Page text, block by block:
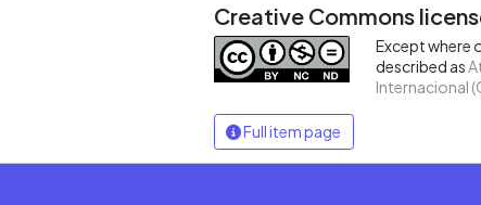
Creative Commons
Except where
described as
Internacional
Full item page